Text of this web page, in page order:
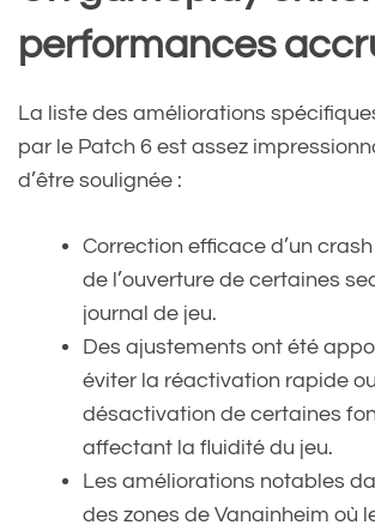
performances
La liste des améliorations
par le Patch 6 est assez
d’être soulignée :
Correction efficace d’un
de l’ouverture de certaines
journal de jeu.
Des ajustements ont été
éviter la réactivation rapide
désactivation de certaines
affectant la fluidité du jeu.
Les améliorations notables
des zones de Vanainheim où